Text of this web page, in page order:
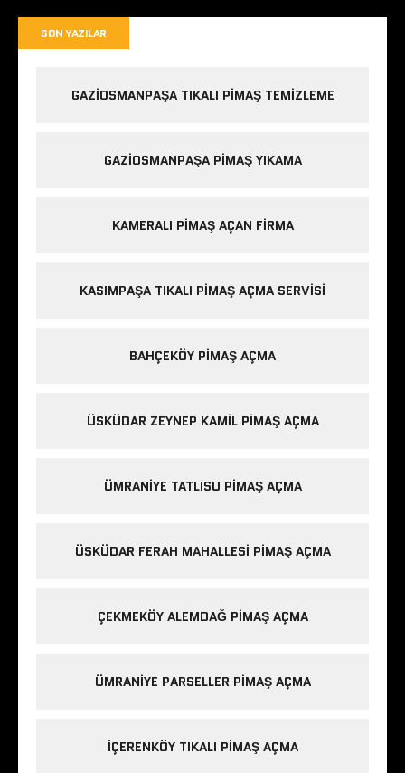
SON YAZILAR
GAZIOSMANPAŞA TIKALI PIMAŞ TEMIZLEME
GAZIOSMANPAŞA PIMAŞ YIKAMA
KAMERALI PIMAŞ AÇAN FIRMA
KASIMPAŞA TIKALI PIMAŞ AÇMA SERVISI
BAHÇEKÖY PIMAŞ AÇMA
ÜSKÜDAR ZEYNEP KAMIL PIMAŞ AÇMA
ÜMRANIYE TATLISU PIMAŞ AÇMA
ÜSKÜDAR FERAH MAHALLESI PIMAŞ AÇMA
ÇEKMEKÖY ALEMDAĞ PIMAŞ AÇMA
ÜMRANIYE PARSELLER PIMAŞ AÇMA
IÇERENKÖY TIKALI PIMAŞ AÇMA